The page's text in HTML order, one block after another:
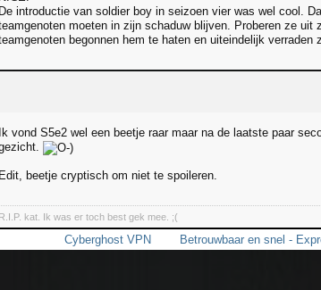
De introductie van soldier boy in seizoen vier was wel cool.
moeten in zijn schaduw blijven. Proberen ze
begonnen hem te haten en uiteindelijk verraden
Ik vond S5e2 wel een beetje raar maar na de laatste paar
Edit, beetje cryptisch om niet te spoileren.
R.I.P. kat. Ik was er toch best gek mee. ;(
Cyberghost VPN Betrouwbaar en snel -